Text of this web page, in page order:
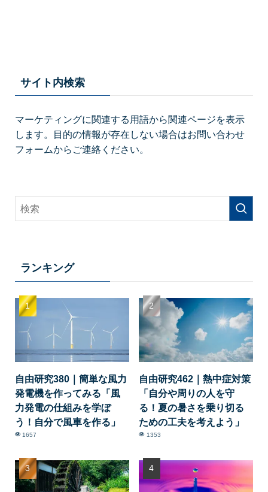
サイト内検索
マーケティングに関連する用語から関連ページを表示
します。目的の情報が存在しない場合はお問い合わせ
フォームからご連絡ください。
ランキング
自由研究380｜簡単な風力
発電機を作ってみる「風
力発電の仕組みを学ぼ
う！自分で風車を作る」
1657
自由研究462｜熱中症対策
「自分や周りの人を守
る！夏の暑さを乗り切る
ための工夫を考えよう」
1353